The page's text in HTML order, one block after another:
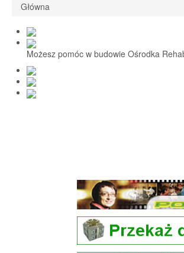
1,5% i darowizny
Nasi Beneficjenci
Ośrodek Reh-Szkol
Sprawozdania
Główna
Możesz pomóc w budowie Ośrodka